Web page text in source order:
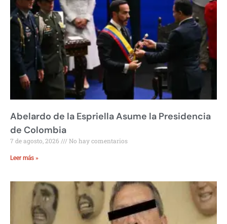
Abelardo de la Espriella Asume la Presidencia
de Colombia
7 de agosto, 2026 No hay comentarios
Leer más »